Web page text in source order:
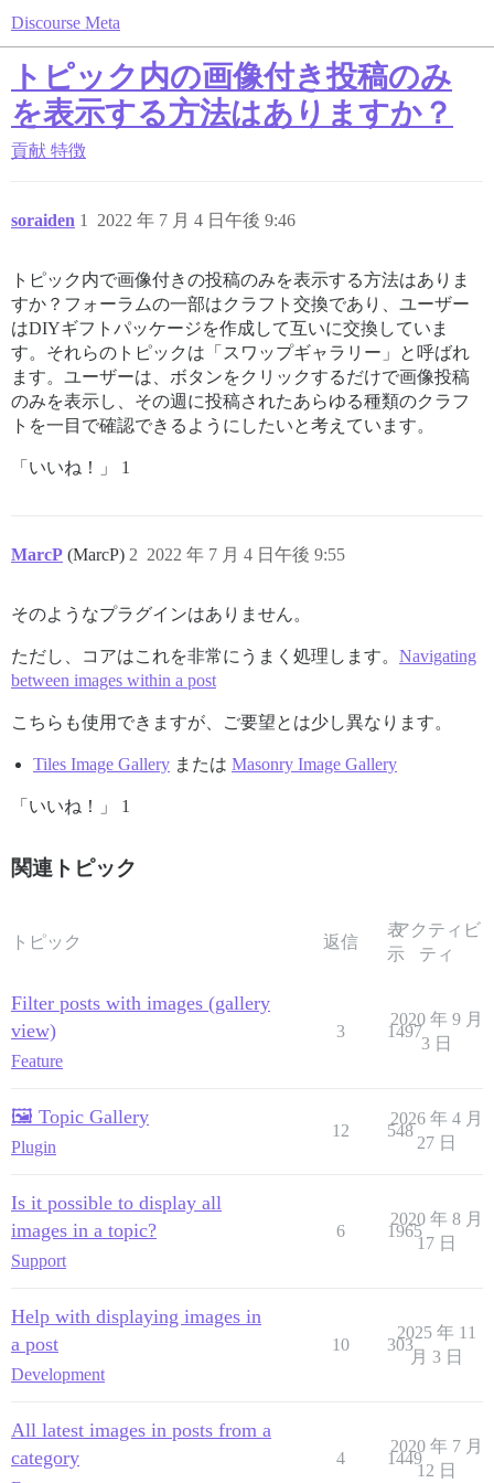
Discourse Meta
トピック内の画像付き投稿のみ
を表示する方法はありますか？
貢献 特徴
soraiden 2022 年 7 月 4 日午後 9:46
1
トピック内で画像付きの投稿のみを表示する方法はありま
すか？フォーラムの一部はクラフト交換であり、ユーザー
はDIYギフトパッケージを作成して互いに交換していま
す。それらのトピックは「スワップギャラリー」と呼ばれ
ます。ユーザーは、ボタンをクリックするだけで画像投稿
のみを表示し、その週に投稿されたあらゆる種類のクラフ
トを一目で確認できるようにしたいと考えています。
「いいね！」 1
MarcP (MarcP) 2022 年 7 月 4 日午後 9:55
2
そのようなプラグインはありません。
ただし、コアはこれを非常にうまく処理します。 Navigating
between images within a post
こちらも使用できますが、ご要望とは少し異なります。
Tiles Image Gallery または Masonry Image Gallery
「いいね！」 1
関連トピック
トピック 返信
表
示
アクティビ
ティ
Filter posts with images (gallery
view)
Feature
3 1497
2020 年 9 月
3 日
🖼️ Topic Gallery
Plugin
12 548
2026 年 4 月
27 日
Is it possible to display all
images in a topic?
Support
6 1965
2020 年 8 月
17 日
Help with displaying images in
a post
Development
10 303
2025 年 11
月 3 日
All latest images in posts from a
category
4 1449
2020 年 7 月
12 日